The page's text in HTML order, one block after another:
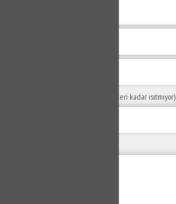
(Örn: Kombim yeteri kadar ısıtmıyor)